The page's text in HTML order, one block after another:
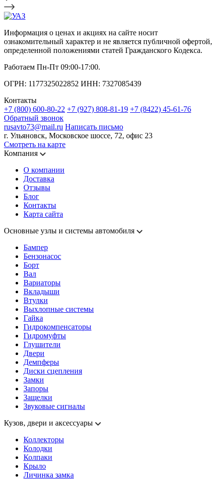
Информация о ценах и акциях на сайте носит
ознакомительный характер и не является публичной офертой,
определенной положениями статей Гражданского Кодекса.
Работаем Пн-Пт 09:00-17:00.
ОГРН: 1177325022852 ИНН: 7327085439
Контакты
+7 (800) 600-80-22 +7 (927) 808-81-19 +7 (8422) 45-61-76
Обратный звонок
rusavto73@mail.ru Написать письмо
г. Ульяновск, Московское шоссе, 72, офис 23
Смотреть на карте
Компания
О компании
Доставка
Отзывы
Блог
Контакты
Карта сайта
Основные узлы и системы автомобиля
Бампер
Бензонасос
Борт
Вал
Вариаторы
Вкладыши
Втулки
Выхлопные системы
Гайка
Гидрокомпенсаторы
Гидромуфты
Глушители
Двери
Демпферы
Диски сцепления
Замки
Запоры
Защелки
Звуковые сигналы
Кузов, двери и аксессуары
Коллекторы
Колодки
Колпаки
Крыло
Личинка замка